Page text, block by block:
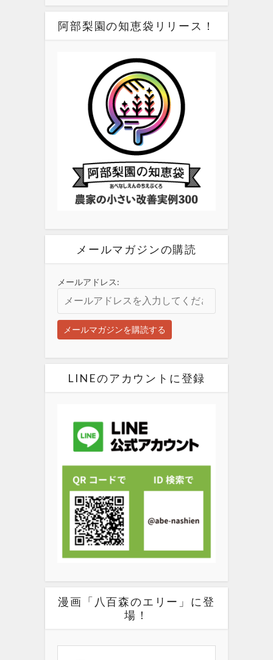
阿部梨園の知恵袋リリース！
メールマガジンの購読
メールアドレス:
LINEのアカウントに登録
漫画「八百森のエリー」に登
場！